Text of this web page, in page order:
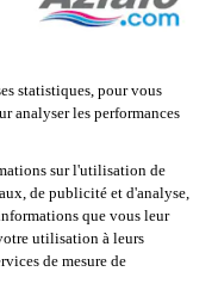
de bénéficier de :